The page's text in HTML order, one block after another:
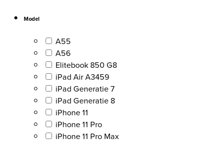
Model
A55
A56
Elitebook 850 G8
iPad Air A3459
iPad Generatie 7
iPad Generatie 8
iPhone 11
iPhone 11 Pro
iPhone 11 Pro Max